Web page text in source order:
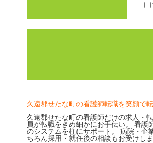
久遠郡せたな町の看護師転職を笑顔で
久遠郡せたな町の看護師だけの求人・
員が転職をきめ細かにお手伝い。 看
のシステムを柱にサポート。 病院・企
ちろん採用・就任後の相談もお受けし